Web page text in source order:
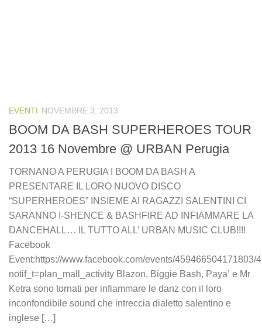
EVENTI NOVEMBRE 3, 2013
BOOM DA BASH SUPERHEROES TOUR
2013 16 Novembre @ URBAN Perugia
TORNANO A PERUGIA I BOOM DA BASH A
PRESENTARE IL LORO NUOVO DISCO
“SUPERHEROES” INSIEME AI RAGAZZI SALENTINI CI
SARANNO I-SHENCE & BASHFIRE AD INFIAMMARE LA
DANCEHALL… IL TUTTO ALL’ URBAN MUSIC CLUB!!!!
Facebook
Event:https://www.facebook.com/events/459466504171803/
notif_t=plan_mall_activity Blazon, Biggie Bash, Paya’ e Mr
Ketra sono tornati per infiammare le danz con il loro
inconfondibile sound che intreccia dialetto salentino e
inglese […]